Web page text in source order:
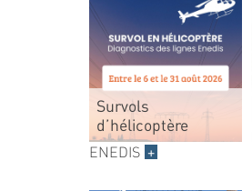
Survols
d’hélicoptère
ENEDIS +